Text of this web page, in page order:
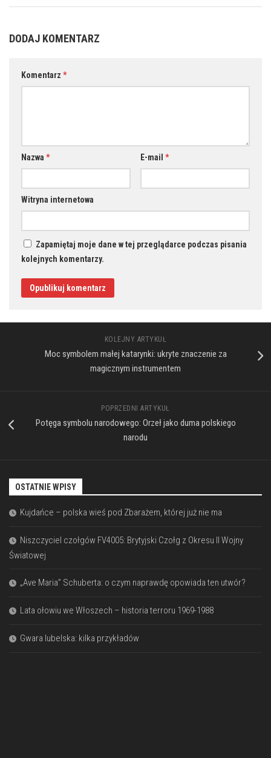
DODAJ KOMENTARZ
Komentarz *
Nazwa * E-mail *
Witryna internetowa
Zapamiętaj moje dane w tej przeglądarce podczas pisania
kolejnych komentarzy.
KOLEJNY ARTYKUŁ
Moc symbolem małej katarynki: ukryte znaczenie za
magicznym instrumentem
POPRZEDNI ARTYKUŁ
Potęga symbolu narodowego: Orzeł jako duma polskiego
narodu
OSTATNIE WPISY
Kujdańce – polska wieś pod Zbarażem, której już nie ma
Niszczyciel czołgów FV4005: Brytyjski Czołg z Okresu II Wojny
Światowej
„Ave Maria” Schuberta: o czym naprawdę opowiada ten utwór?
Lata ołowiu we Włoszech – historia terroru 1969-1988
Gwara lubelska: kilka przykładów